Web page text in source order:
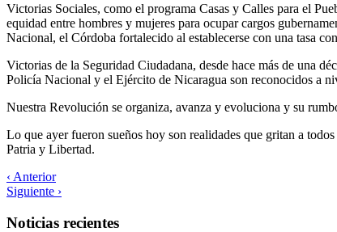
Victorias Sociales, como el programa Casas y Calles para el
equidad entre hombres y mujeres para ocupar cargos
Nacional, el Córdoba fortalecido al establecerse con una tasa
Victorias de la Seguridad Ciudadana, desde hace más de una
Policía Nacional y el Ejército de Nicaragua son reconocidos a
Nuestra Revolución se organiza, avanza y evoluciona y su
Lo que ayer fueron sueños hoy son realidades que gritan a
Patria y Libertad.
‹ Anterior
Siguiente ›
Noticias recientes